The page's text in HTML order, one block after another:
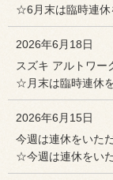
☆6月末は臨時連
2026年6月18日
スズキ アルトワ
☆月末は臨時連休
2026年6月15日
今週は連休をいた
☆今週は連休をい